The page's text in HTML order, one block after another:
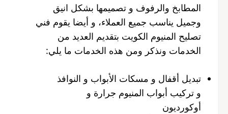
المطابخ والرفوف و تصميمها بشكل انيق
وجميل يناسب جميع العملاء، و أيضا يقوم فني
تصليح المنيوم الكويت بتقديم العديد من
الخدمات ونذكر ومن هذه الخدمات ما يلي:
تبديل أقفال و مسكات الأبواب و النوافذ
و تركيب أبواب المنيوم جرارة و
أوكورديون